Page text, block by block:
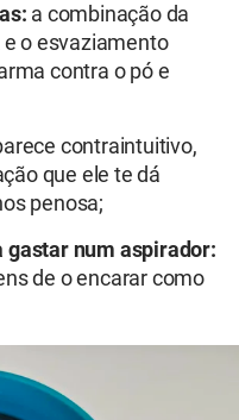
a combinação da
o esvaziamento
contra o pó e
contraintuitivo,
que ele te dá
penosa;
gastar num aspirador:
de o encarar como